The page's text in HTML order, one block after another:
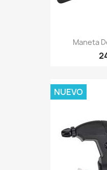
Maneta
NUEVO